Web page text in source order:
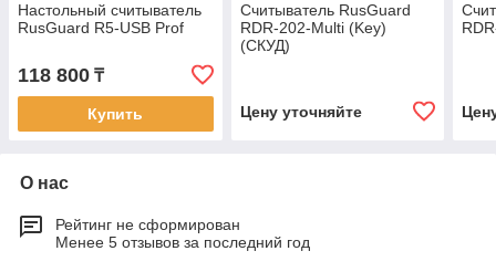
Настольный считыватель
RusGuard R5-USB Prof
118 800 ₸
Купить
Считыватель RusGuard
RDR-202-Multi (Key)
(СКУД)
Цену уточняйте
О нас
Рейтинг не сформирован
Менее 5 отзывов за последний год